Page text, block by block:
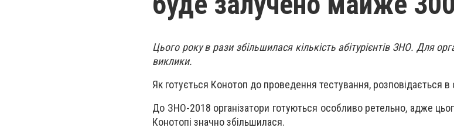
Цього року в рази збільшилася кількість абітурієнтів ЗНО. Для
виклики.
Як готується Конотоп до проведення тестування, розповідається
До ЗНО-2018 організатори готуються особливо ретельно, адже цього
Конотопі значно збільшилася.